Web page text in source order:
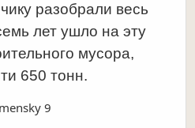
разобрали весь
лет ушло на эту
мусора,
650 тонн.
9